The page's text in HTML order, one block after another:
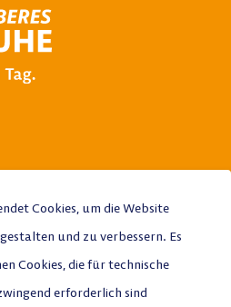
Cookies, um die Website
und zu verbessern. Es
Cookies, die für technische
erforderlich sind